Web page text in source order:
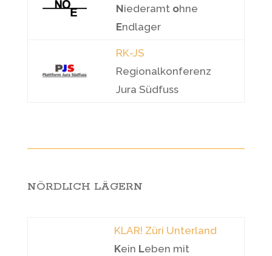
Niederamt ohne
Endlager
RK-JS
Regionalkonferenz
Jura Südfuss
NÖRDLICH LÄGERN
KLAR! Züri Unterland
Kein Leben mit